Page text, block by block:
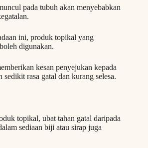
pada tubuh akan menyebabkan
ini, produk topikal yang
digunakan.
kesan penyejukan kepada
rasa gatal dan kurang selesa.
topikal, ubat tahan gatal daripada
sediaan biji atau sirap juga